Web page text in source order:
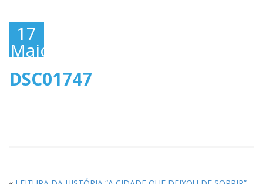
17
Maio,
2019
DSC01747